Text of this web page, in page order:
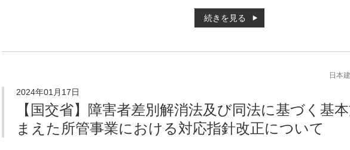
続きを見る
日本
2024年01月17日
【国交省】障害者差別解消法及び同法に基づく基
まえた所管事業における対応指針改正について